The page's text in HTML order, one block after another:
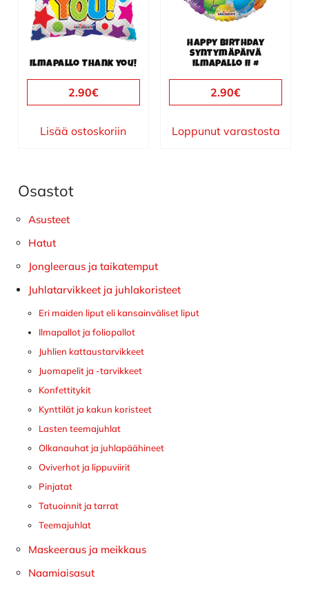
Ilmapallo Thank you!
2.90€
Lisää ostoskoriin
Happy Birthday
syntymäpäivä
ilmapallo II #
2.90€
Loppunut varastosta
Ensisijainen
sivupalkki
Osastot
Asusteet
Hatut
Jongleeraus ja taikatemput
Juhlatarvikkeet ja juhlakoristeet
Eri maiden liput eli kansainväliset liput
Ilmapallot ja foliopallot
Juhlien kattaustarvikkeet
Juomapelit ja -tarvikkeet
Konfettitykit
Kynttilät ja kakun koristeet
Lasten teemajuhlat
Olkanauhat ja juhlapäähineet
Oviverhot ja lippuviirit
Pinjatat
Tatuoinnit ja tarrat
Teemajuhlat
Maskeeraus ja meikkaus
Naamiaisasut